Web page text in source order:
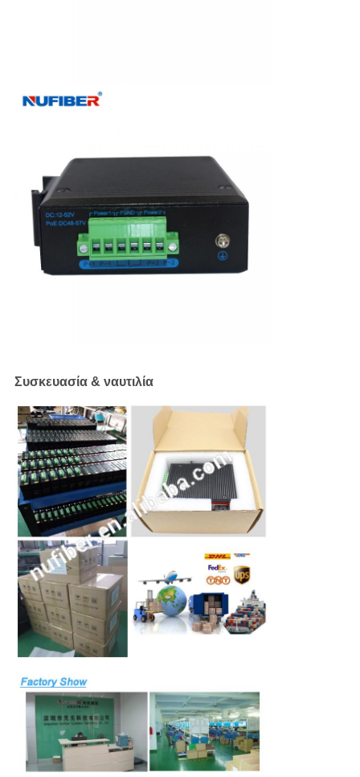
Συσκευασία & ναυτιλία